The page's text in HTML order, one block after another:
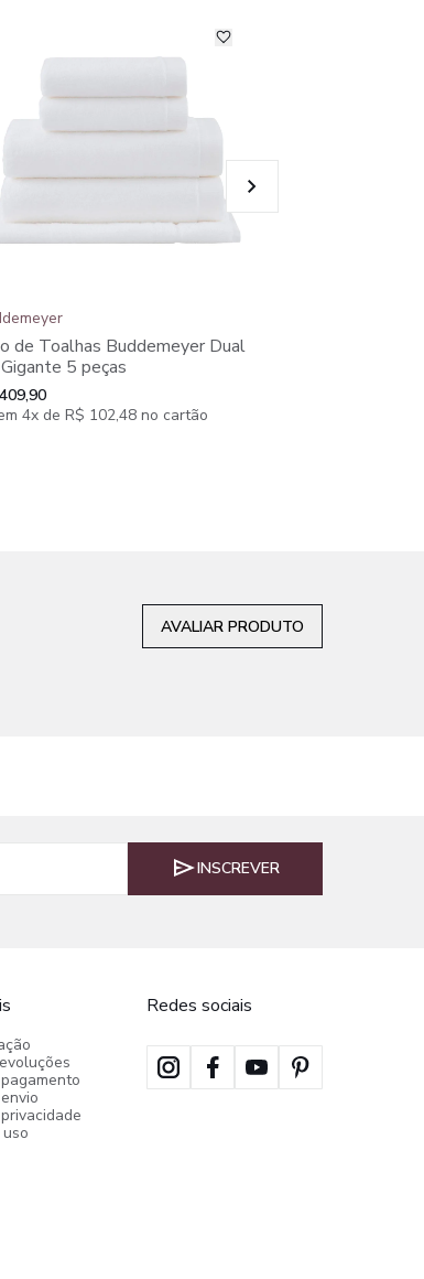
de Toalhas Buddemeyer Dual
5 peças
4x de R$ 102,48 no cartão
AVALIAR PRODUTO
INSCREVER
Redes sociais